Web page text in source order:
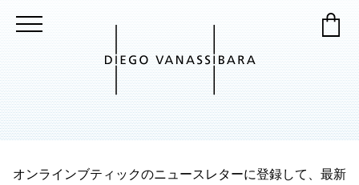
オンラインブティックのニュースレターに登録して、最新